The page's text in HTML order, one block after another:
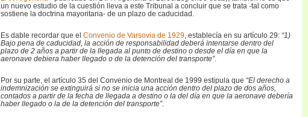
un nuevo estudio de la cuestión lleva a este Tribunal a concluir que se trata -tal como
sostiene la doctrina mayoritaria- de un plazo de caducidad.
Es dable recordar que el Convenio de Varsovia de 1929, establecía en su artículo 29: “1)
Bajo pena de caducidad, la acción de responsabilidad deberá intentarse dentro del
plazo de 2 años a partir de la llegada al punto de destino o desde el día en que la
aeronave debiera haber llegado o de la detención del transporte”.
Por su parte, el artículo 35 del Convenio de Montreal de 1999 estipula que “El derecho a
indemnización se extinguirá si no se inicia una acción dentro del plazo de dos años,
contados a partir de la fecha de llegada a destino o la del día en que la aeronave debería
haber llegado o la de la detención del transporte”.